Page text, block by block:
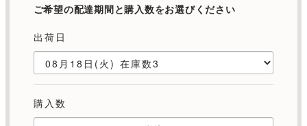
ご希望の配達期間と購入数をお選びください
出荷日
購入数